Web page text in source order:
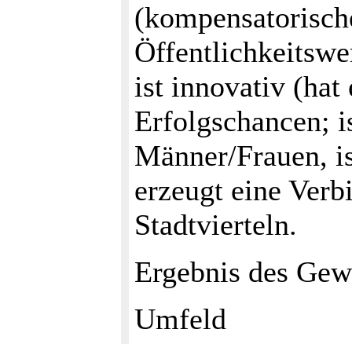
ist innovativ (hat
Erfolgschancen;
Männer/Frauen,
erzeugt eine
Stadtvierteln.
Ergebnis des
Umfeld